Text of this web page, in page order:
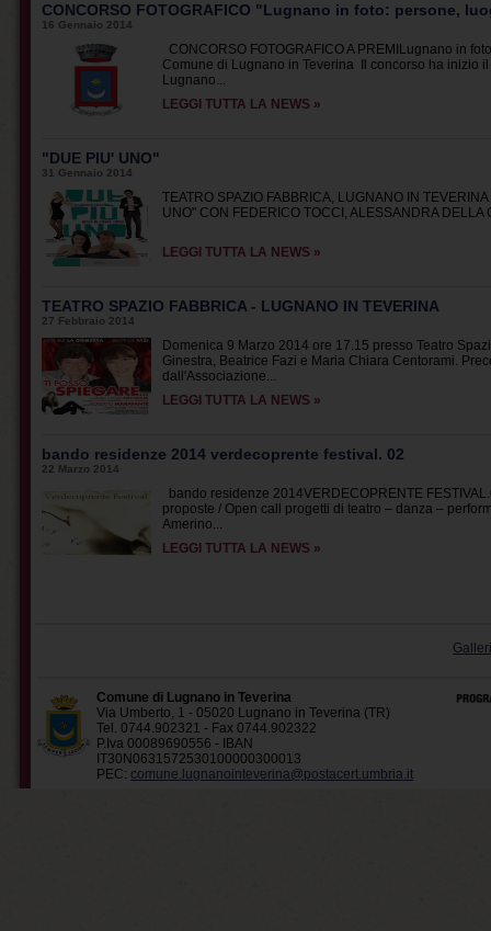
CONCORSO FOTOGRAFICO "Lugnano in foto: persone,
16 Gennaio 2014
CONCORSO FOTOGRAFICO A PREMILugnano in
Comune di Lugnano in Teverina Il concorso ha inizio
Lugnano...
LEGGI TUTTA LA NEWS »
"DUE PIU' UNO"
31 Gennaio 2014
TEATRO SPAZIO FABBRICA, LUGNANO IN
UNO" CON FEDERICO TOCCI, ALESSANDRA
LEGGI TUTTA LA NEWS »
TEATRO SPAZIO FABBRICA - LUGNANO IN TEVERINA
27 Febbraio 2014
Domenica 9 Marzo 2014 ore 17.15 presso Teatro
Ginestra, Beatrice Fazi e Maria Chiara Centorami.
dall'Associazione...
LEGGI TUTTA LA NEWS »
bando residenze 2014 verdecoprente festival. 02
22 Marzo 2014
bando residenze 2014VERDECOPRENTE
proposte / Open call progetti di teatro – danza –
Amerino...
LEGGI TUTTA LA NEWS »
Comune di Lugnano in Teverina
Via Umberto, 1 - 05020 Lugnano in Teverina (TR)
Tel. 0744.902321 - Fax 0744.902322
P.Iva 00089690556 - IBAN
IT30N0631572530100000300013
PEC: comune.lugnanointeverina@postacert.umbria.it